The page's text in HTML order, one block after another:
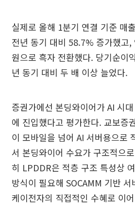
실제로 올해 1분기 연결 기준 매
전년 동기 대비 58.7% 증가했고,
원으로 흑자 전환했다. 당기순이
년 동기 대비 두 배 이상 늘었다.
증권가에선 본딩와이어가 AI 시
에 진입했다고 평가한다. 교보증
이 모바일을 넘어 AI 서버용으로
서 본딩와이어 수요가 구조적으
히 LPDDR은 적층 구조 특성상
방식이 필요해 SOCAMM 기반
케이전자의 직접적인 수혜로 이